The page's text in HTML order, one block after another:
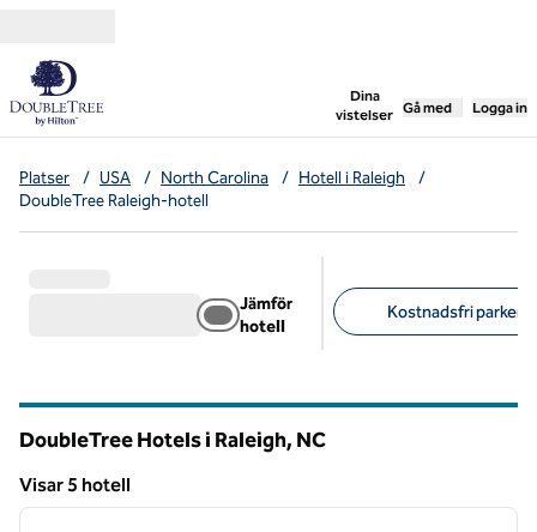
Dina
vistelser
,öppnar ny flik
Gå med Logga in
Platser / USA / North Carolina / Hotell i Raleigh
/
DoubleTree Raleigh-hotell
Jämför
hotell
Kostnadsfri
DoubleTree Hotels i Raleigh, NC
Visar 5 hotell
Visar 5 hotell
1 av 12
nästa